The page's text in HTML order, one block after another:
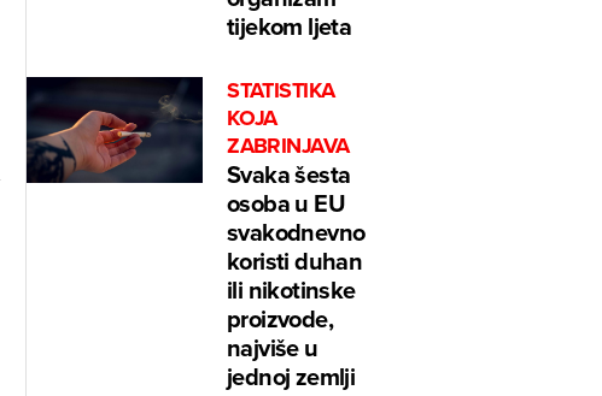
tijekom ljeta
STATISTIKA
KOJA
ZABRINJAVA
Svaka šesta
osoba u EU
svakodnevno
koristi duhan
ili nikotinske
proizvode,
najviše u
jednoj zemlji